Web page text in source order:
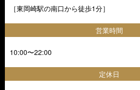
［東岡崎駅の南口から徒歩1分］
営業時間
10:00〜22:00
定休日